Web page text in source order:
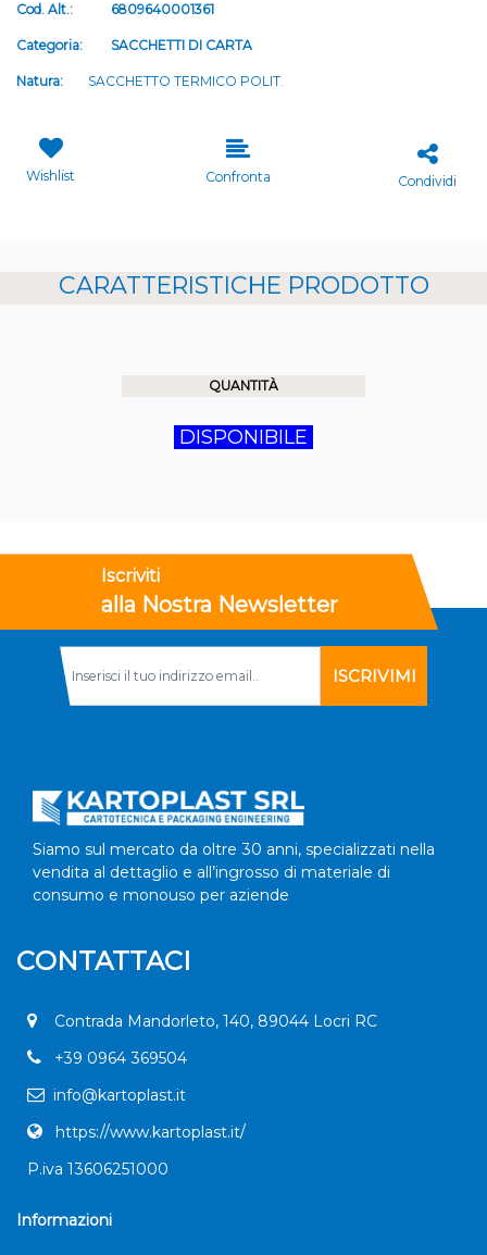
Cod. Alt.: 6809640001361
Categoria: SACCHETTI DI CARTA
Natura: SACCHETTO TERMICO POLIT.
Wishlist Confronta Condividi
CARATTERISTICHE PRODOTTO
QUANTITÀ
DISPONIBILE
Iscriviti
alla Nostra Newsletter
Siamo sul mercato da oltre 30 anni, specializzati nella
vendita al dettaglio e all’ingrosso di materiale di
consumo e monouso per aziende
CONTATTACI
Contrada Mandorleto, 140, 89044 Locri RC
+39 0964 369504
info@kartoplast.it
https://www.kartoplast.it/
P.iva 13606251000
Informazioni